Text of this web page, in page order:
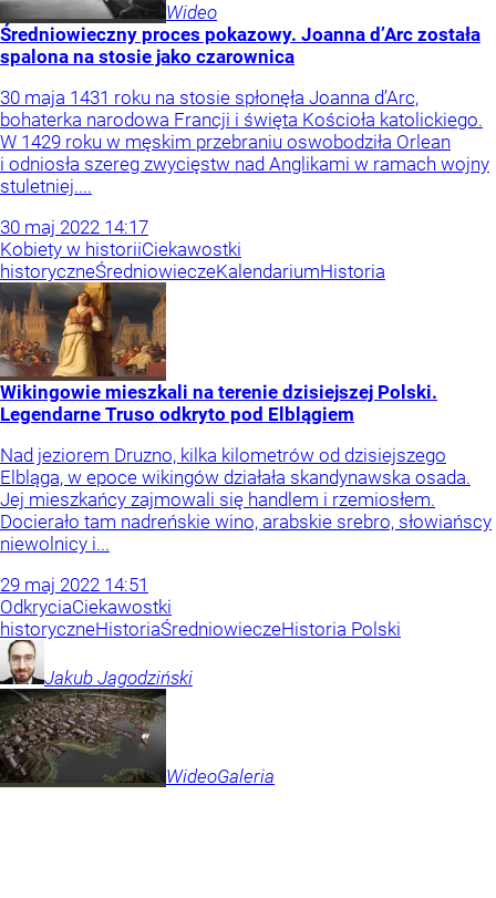
Wideo
Średniowieczny proces pokazowy. Joanna d’Arc została
spalona na stosie jako czarownica
30 maja 1431 roku na stosie spłonęła Joanna d’Arc,
bohaterka narodowa Francji i święta Kościoła katolickiego.
W 1429 roku w męskim przebraniu oswobodziła Orlean
i odniosła szereg zwycięstw nad Anglikami w ramach wojny
stuletniej....
30 maj 2022 14:17
Kobiety w historiiCiekawostki
historyczneŚredniowieczeKalendariumHistoria
Wikingowie mieszkali na terenie dzisiejszej Polski.
Legendarne Truso odkryto pod Elblągiem
Nad jeziorem Druzno, kilka kilometrów od dzisiejszego
Elbląga, w epoce wikingów działała skandynawska osada.
Jej mieszkańcy zajmowali się handlem i rzemiosłem.
Docierało tam nadreńskie wino, arabskie srebro, słowiańscy
niewolnicy i...
29 maj 2022 14:51
OdkryciaCiekawostki
historyczneHistoriaŚredniowieczeHistoria Polski
Jakub Jagodziński
WideoGaleria